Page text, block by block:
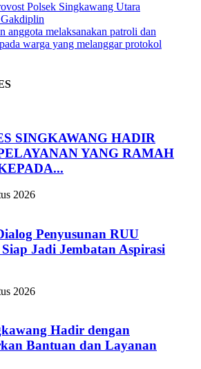
Polsek Singkawang Utara
Gakdiplin
anggota melaksanakan patroli dan
warga yang melanggar protokol
SINGKAWANG HADIR
YANG RAMAH
2026
Penyusunan RUU
Jadi Jembatan Aspirasi
2026
Hadir dengan
Bantuan dan Layanan